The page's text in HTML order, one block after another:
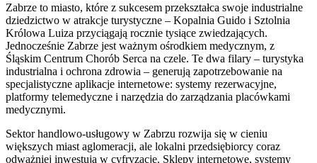
Zabrze to miasto, które z sukcesem przekształca swoje industrialne
dziedzictwo w atrakcje turystyczne – Kopalnia Guido i Sztolnia
Królowa Luiza przyciągają rocznie tysiące zwiedzających.
Jednocześnie Zabrze jest ważnym ośrodkiem medycznym, z
Śląskim Centrum Chorób Serca na czele. Te dwa filary – turystyka
industrialna i ochrona zdrowia – generują zapotrzebowanie na
specjalistyczne aplikacje internetowe: systemy rezerwacyjne,
platformy telemedyczne i narzędzia do zarządzania placówkami
medycznymi.
Sektor handlowo-usługowy w Zabrzu rozwija się w cieniu
większych miast aglomeracji, ale lokalni przedsiębiorcy coraz
odważniej inwestują w cyfryzację. Sklepy internetowe, systemy